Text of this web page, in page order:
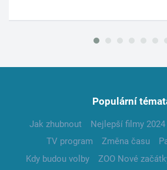
Populární
Jak zhubnout Nejlepší filmy 2024
TV program
Změna času
Kdy budou volby
ZOO Nové